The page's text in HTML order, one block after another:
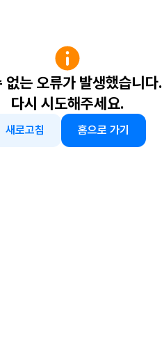
없는 오류가 발생했습니다.
다시 시도해주세요.
새로고침 홈으로 가기